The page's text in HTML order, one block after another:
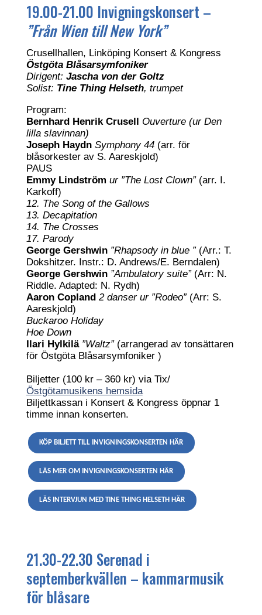
19.00-21.00 Invigningskonsert –
”Från Wien till New York”
Crusellhallen, Linköping Konsert & Kongress
Östgöta Blåsarsymfoniker
Dirigent: Jascha von der Goltz
Solist: Tine Thing Helseth, trumpet
Program:
Bernhard Henrik Crusell Ouverture (ur Den
lilla slavinnan)
Joseph Haydn Symphony 44 (arr. för
blåsorkester av S. Aareskjold)
PAUS
Emmy Lindström ur ”The Lost Clown”(arr. I.
Karkoff)
12. The Song of the Gallows
13. Decapitation
14. The Crosses
17. Parody
George Gershwin ”Rhapsody in blue ” (Arr.: T.
Dokshitzer. Instr.: D. Andrews/E. Berndalen)
George Gershwin ”Ambulatory suite” (Arr: N.
Riddle. Adapted: N. Rydh)
Aaron Copland 2 danser ur ”Rodeo”(Arr: S.
Aareskjold)
Buckaroo Holiday
Hoe Down
Ilari Hylkilä ”Waltz” (arrangerad av tonsättaren
för Östgöta Blåsarsymfoniker )
Biljetter (100 kr – 360 kr) via Tix/
Östgötamusikens hemsida
Biljettkassan i Konsert & Kongress öppnar 1
timme innan konserten.
KÖP BILJETT TILL INVIGNINGSKONSERTEN HÄR
LÄS MER OM INVIGNINGSKONSERTEN HÄR
LÄS INTERVJUN MED TINE THING HELSETH HÄR
21.30-22.30 Serenad i
septemberkvällen – kammarmusik
för blåsare